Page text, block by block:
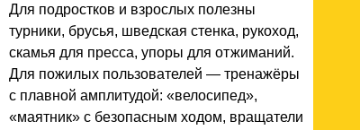
Для подростков и взрослых полезны
турники, брусья, шведская стенка, рукоход,
скамья для пресса, упоры для отжиманий.
Для пожилых пользователей — тренажёры
с плавной амплитудой: «велосипед»,
«маятник» с безопасным ходом, вращатели